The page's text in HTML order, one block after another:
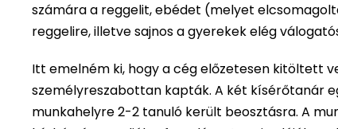
számára a reggelit, ebédet (melyet
reggelire, illetve sajnos a gyerekek elég
Itt emelném ki, hogy a cég előzetesen kitöltett
személyreszabottan kapták. A két kísérőtanár
munkahelyre 2-2 tanuló került beosztásra. A